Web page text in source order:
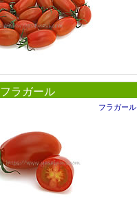
フラガール
フラガール